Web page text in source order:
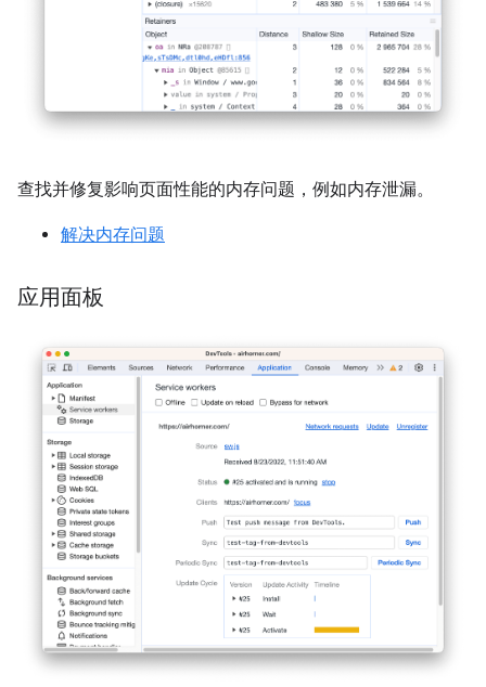
查找并修复影响页面性能的内存问题，例如内存泄漏。
解决内存问题
应用面板